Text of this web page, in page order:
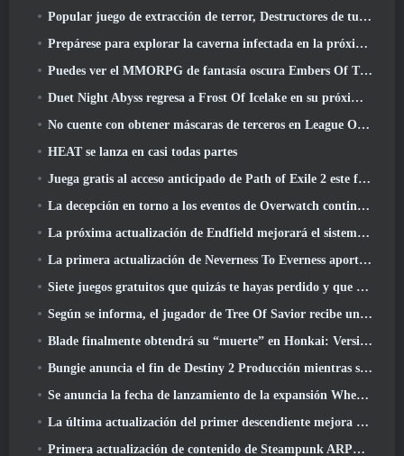
Popular juego de extracción de terror, Destructores de tumbas, Lanzamientos en Occidente
Prepárese para explorar la caverna infectada en la próxima actualización de Eterspire
Puedes ver el MMORPG de fantasía oscura Embers Of The Uncrown de Nexon durante el Steam Next Fest
Duet Night Abyss regresa a Frost Of Icelake en su próxima actualización Steampunk
No cuente con obtener máscaras de terceros en League Of Legends
HEAT se lanza en casi todas partes
Juega gratis al acceso anticipado de Path of Exile 2 este fin de semana
La decepción en torno a los eventos de Overwatch continúa 10 Año Aniversario
La próxima actualización de Endfield mejorará el sistema de fábrica
La primera actualización de Neverness To Everness aporta mucho a la mesa
Siete juegos gratuitos que quizás te hayas perdido y que forman parte del Steam Ocean Fest
Según se informa, el jugador de Tree Of Savior recibe un premio especial por gastar 100.000 dólares en el juego
Blade finalmente obtendrá su “muerte” en Honkai: Versión de riel en estrella 4.3
Bungie anuncia el fin de Destiny 2 Producción mientras se preparan para trabajar en nuevos proyectos
Se anuncia la fecha de lanzamiento de la expansión Where Winds Meet “Imperial Palace”
La última actualización del primer descendiente mejora el ciclo agrícola y actualiza el modo Embestida
Primera actualización de contenido de Steampunk ARPG Crystalfall para abordar las "preocupaciones clave de los jugadores"